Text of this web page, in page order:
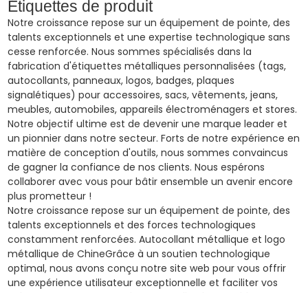
Étiquettes de produit
Notre croissance repose sur un équipement de pointe, des
talents exceptionnels et une expertise technologique sans
cesse renforcée. Nous sommes spécialisés dans la
fabrication d'étiquettes métalliques personnalisées (tags,
autocollants, panneaux, logos, badges, plaques
signalétiques) pour accessoires, sacs, vêtements, jeans,
meubles, automobiles, appareils électroménagers et stores.
Notre objectif ultime est de devenir une marque leader et
un pionnier dans notre secteur. Forts de notre expérience en
matière de conception d'outils, nous sommes convaincus
de gagner la confiance de nos clients. Nous espérons
collaborer avec vous pour bâtir ensemble un avenir encore
plus prometteur !
Notre croissance repose sur un équipement de pointe, des
talents exceptionnels et des forces technologiques
constamment renforcées. Autocollant métallique et logo
métallique de ChineGrâce à un soutien technologique
optimal, nous avons conçu notre site web pour vous offrir
une expérience utilisateur exceptionnelle et faciliter vos